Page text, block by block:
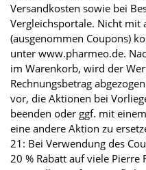
Versandkosten sowie bei
Vergleichsportale. Nicht mit
(ausgenommen Coupons)
unter www.pharmeo.de.
im Warenkorb, wird der
Rechnungsbetrag
vor, die Aktionen bei
beenden oder ggf. mit
eine andere Aktion zu
21: Bei Verwendung des
20 % Rabatt auf viele Pierre